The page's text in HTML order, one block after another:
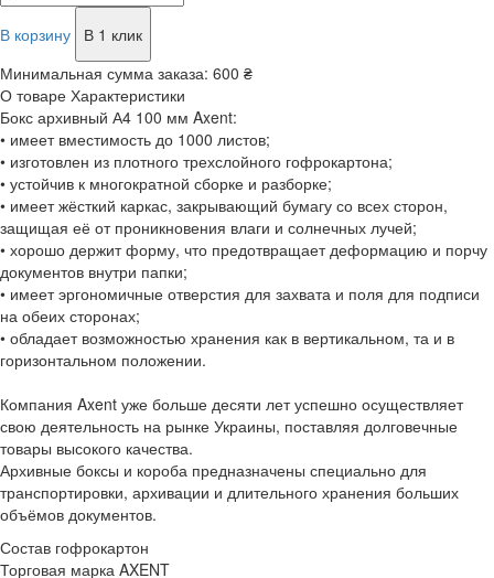
В корзину
В 1 клик
Минимальная сумма заказа: 600 ₴
О товаре Характеристики
Бокс архивный А4 100 мм Axent:
• имеет вместимость до 1000 листов;
• изготовлен из плотного трехслойного гофрокартона;
• устойчив к многократной сборке и разборке;
• имеет жёсткий каркас, закрывающий бумагу со всех сторон,
защищая её от проникновения влаги и солнечных лучей;
• хорошо держит форму, что предотвращает деформацию и порчу
документов внутри папки;
• имеет эргономичные отверстия для захвата и поля для подписи
на обеих сторонах;
• обладает возможностью хранения как в вертикальном, та и в
горизонтальном положении.
Компания Axent уже больше десяти лет успешно осуществляет
свою деятельность на рынке Украины, поставляя долговечные
товары высокого качества.
Архивные боксы и короба предназначены специально для
транспортировки, архивации и длительного хранения больших
объёмов документов.
Состав гофрокартон
Торговая марка AXENT